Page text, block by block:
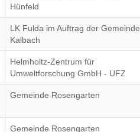
Hünfeld
LK Fulda im Auftrag der Gemeinde
Kalbach
Helmholtz-Zentrum für
Umweltforschung GmbH - UFZ
Gemeinde Rosengarten
Gemeinde Rosengarten